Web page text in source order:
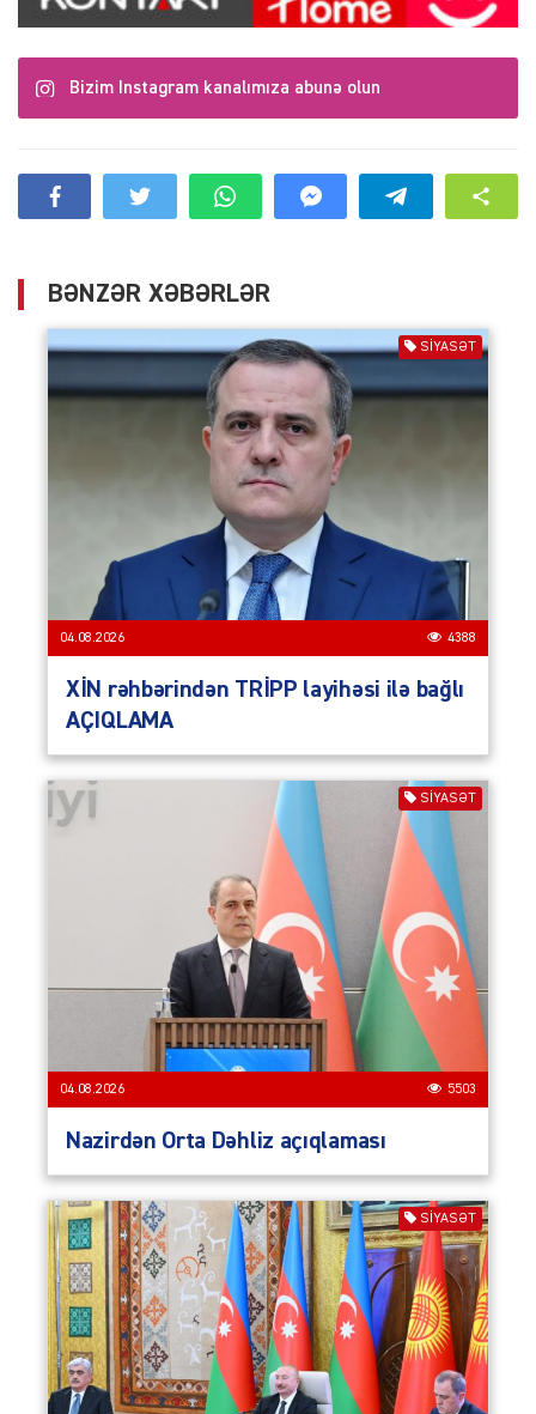
Bizim Instagram kanalımıza abunə olun
BƏNZƏR XƏBƏRLƏR
SIYASƏT
04.08.2026 4388
XİN rəhbərindən TRİPP layihəsi ilə bağlı
AÇIQLAMA
SIYASƏT
04.08.2026 5503
Nazirdən Orta Dəhliz açıqlaması
SIYASƏT